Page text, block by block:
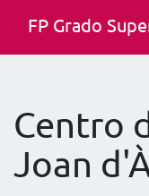
FP Grado
Centro
Joan